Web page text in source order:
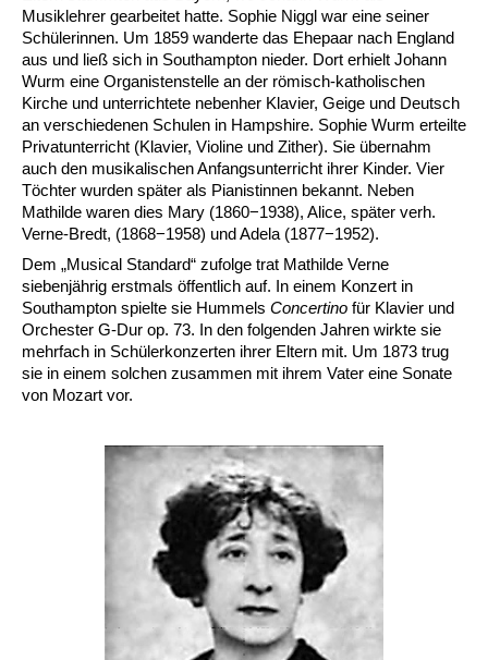
Musiklehrer gearbeitet hatte. Sophie Niggl war eine seiner
Schülerinnen. Um 1859 wanderte das Ehepaar nach England
aus und ließ sich in Southampton nieder. Dort erhielt Johann
Wurm eine Organistenstelle an der römisch-katholischen
Kirche und unterrichtete nebenher Klavier, Geige und Deutsch
an verschiedenen Schulen in Hampshire. Sophie Wurm erteilte
Privatunterricht (Klavier, Violine und Zither). Sie übernahm
auch den musikalischen Anfangsunterricht ihrer Kinder. Vier
Töchter wurden später als Pianistinnen bekannt. Neben
Mathilde waren dies Mary (1860−1938), Alice, später verh.
Verne-Bredt, (1868−1958) und Adela (1877−1952).
Dem „Musical Standard“ zufolge trat Mathilde Verne
siebenjährig erstmals öffentlich auf. In einem Konzert in
Southampton spielte sie Hummels Concertino für Klavier und
Orchester G-Dur op. 73. In den folgenden Jahren wirkte sie
mehrfach in Schülerkonzerten ihrer Eltern mit. Um 1873 trug
sie in einem solchen zusammen mit ihrem Vater eine Sonate
von Mozart vor.